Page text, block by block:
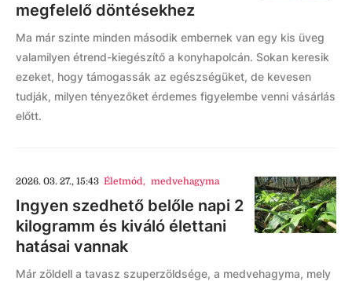
megfelelő döntésekhez
Ma már szinte minden második embernek van egy kis üveg
valamilyen étrend-kiegészítő a konyhapolcán. Sokan keresik
ezeket, hogy támogassák az egészségüket, de kevesen
tudják, milyen tényezőket érdemes figyelembe venni vásárlás
előtt.
2026. 03. 27., 15:43 Életmód, medvehagyma
Ingyen szedhető belőle napi 2
kilogramm és kiváló élettani
hatásai vannak
Már zöldell a tavasz szuperzöldsége, a medvehagyma, mely